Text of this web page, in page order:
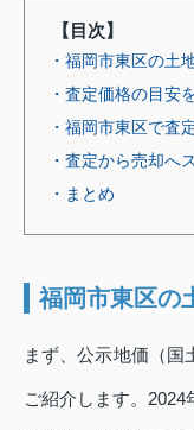
【目次】
・福岡市東区の土
・査定価格の目安
・福岡市東区で査
・査定から売却へ
・まとめ
福岡市東区の
まず、公示地価（国
ご紹介します。